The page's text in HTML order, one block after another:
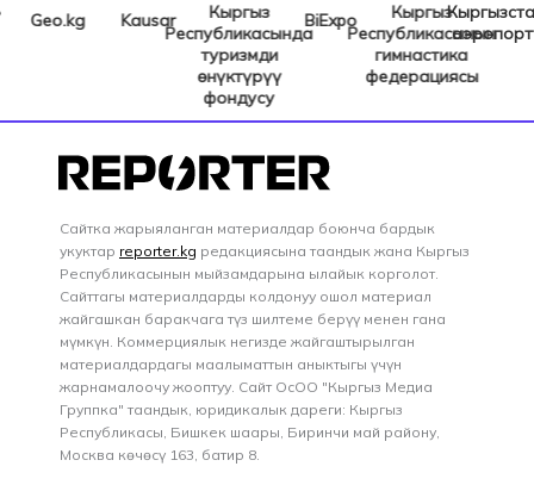
Geo.kg Kausar
Кыргыз
Республикасында
туризмди
өнүктүрүү
фондусу
BiExpo
Кыргыз
Республикасынын
гимнастика
федерациясы
Сайтка жарыяланган материалдар боюнча бардык
укуктар reporter.kg редакциясына таандык жана Кыргыз
Республикасынын мыйзамдарына ылайык корголот.
Сайттагы материалдарды колдонуу ошол материал
жайгашкан баракчага түз шилтеме берүү менен гана
мүмкүн. Коммерциялык негизде жайгаштырылган
материалдардагы маалыматтын аныктыгы үчүн
жарнамалоочу жооптуу. Сайт ОсОО "Кыргыз Медиа
Группка" таандык, юридикалык дареги: Кыргыз
Республикасы, Бишкек шаары, Биринчи май району,
Москва көчөсү 163, батир 8.